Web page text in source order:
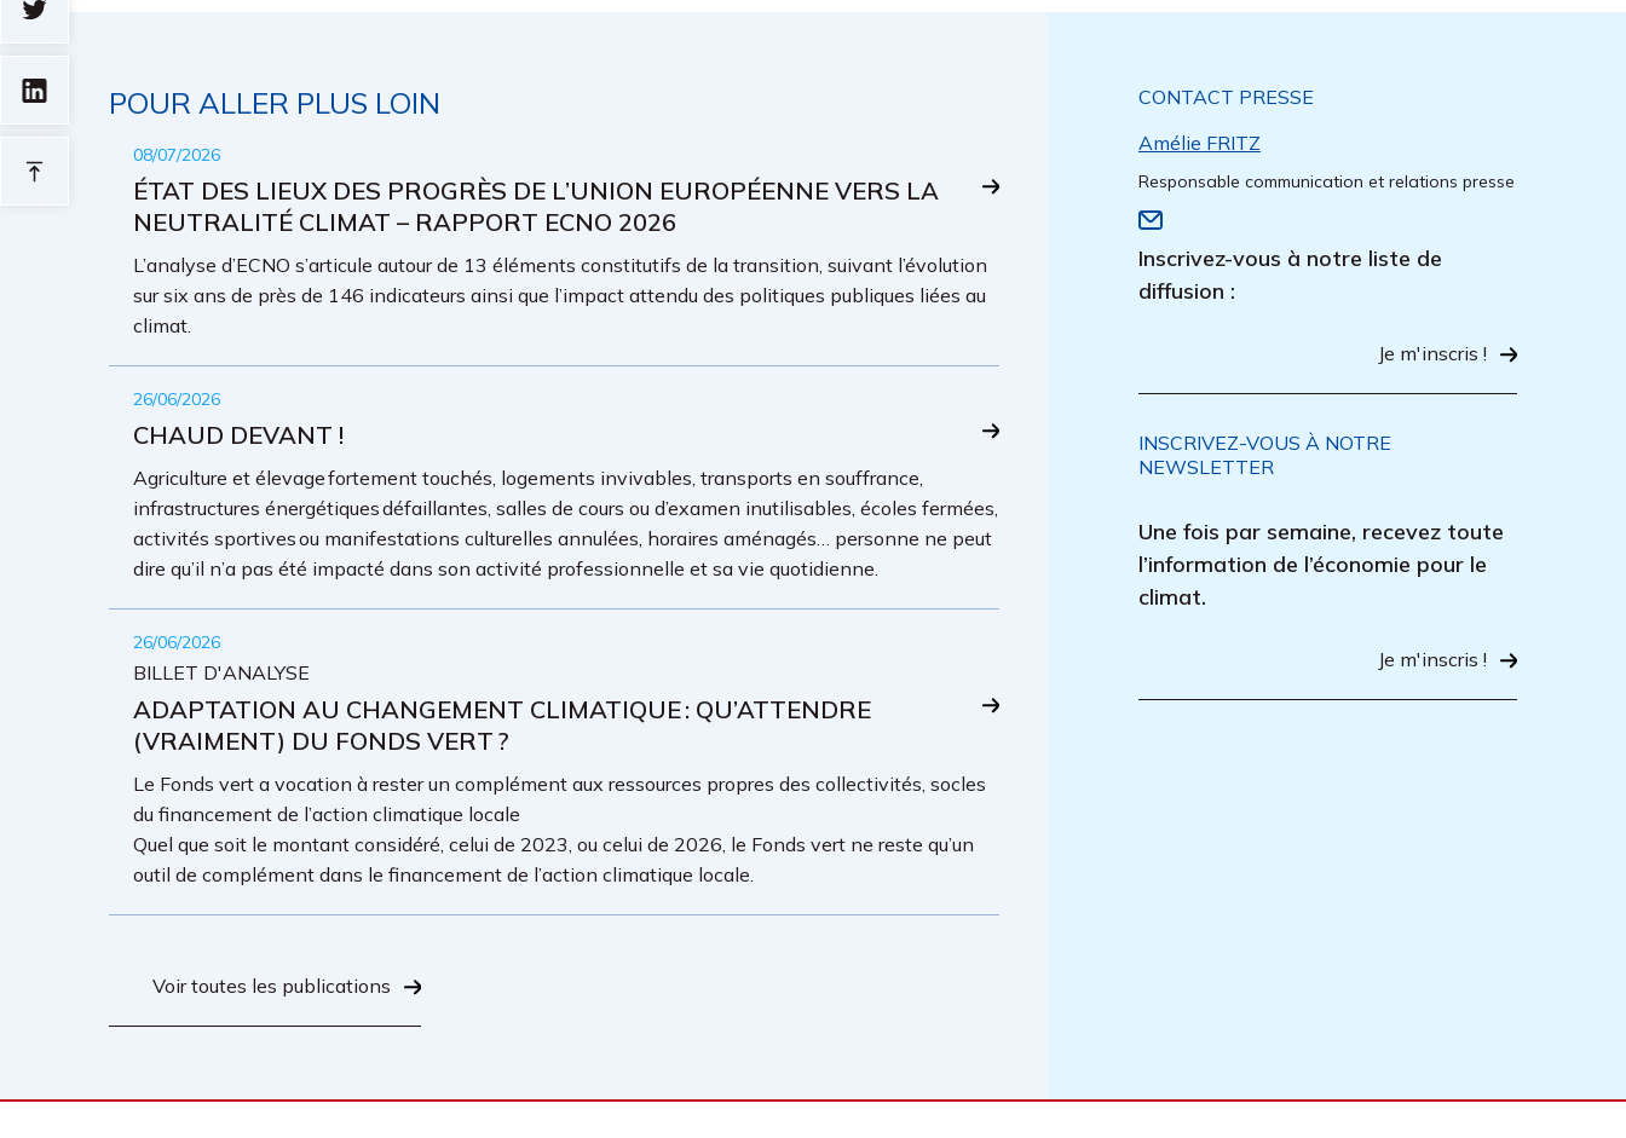
POUR ALLER PLUS LOIN
08/07/2026
ÉTAT DES LIEUX DES PROGRÈS DE L’UNION EUROPÉENNE VERS LA
NEUTRALITÉ CLIMAT – RAPPORT ECNO 2026
L’analyse d’ECNO s’articule autour de 13 éléments constitutifs de la transition, suivant l’évolution
sur six ans de près de 146 indicateurs ainsi que l’impact attendu des politiques publiques liées au
climat.
26/06/2026
CHAUD DEVANT !
Agriculture et élevage fortement touchés, logements invivables, transports en souffrance,
infrastructures énergétiques défaillantes, salles de cours ou d’examen inutilisables, écoles fermées,
activités sportives ou manifestations culturelles annulées, horaires aménagés… personne ne peut
dire qu’il n’a pas été impacté dans son activité professionnelle et sa vie quotidienne.
26/06/2026
BILLET D'ANALYSE
ADAPTATION AU CHANGEMENT CLIMATIQUE : QU’ATTENDRE
(VRAIMENT) DU FONDS VERT ?
Le Fonds vert a vocation à rester un complément aux ressources propres des collectivités, socles
du financement de l’action climatique locale
Quel que soit le montant considéré, celui de 2023, ou celui de 2026, le Fonds vert ne reste qu’un
outil de complément dans le financement de l’action climatique locale.
Voir toutes les publications
CONTACT PRESSE
Amélie FRITZ
Responsable communication et relations presse
Inscrivez-vous à notre liste de
diffusion :
Je m'inscris !
INSCRIVEZ-VOUS À NOTRE
NEWSLETTER
Une fois par semaine, recevez toute
l’information de l’économie pour le
climat.
Je m'inscris !